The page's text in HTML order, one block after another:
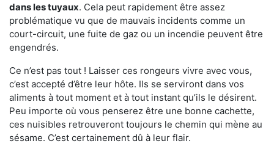
dans les tuyaux. Cela peut rapidement être assez
problématique vu que de mauvais incidents comme un
court-circuit, une fuite de gaz ou un incendie peuvent être
engendrés.
Ce n’est pas tout ! Laisser ces rongeurs vivre avec vous,
c’est accepté d’être leur hôte. Ils se serviront dans vos
aliments à tout moment et à tout instant qu’ils le désirent.
Peu importe où vous penserez être une bonne cachette,
ces nuisibles retrouveront toujours le chemin qui mène au
sésame. C’est certainement dû à leur flair.